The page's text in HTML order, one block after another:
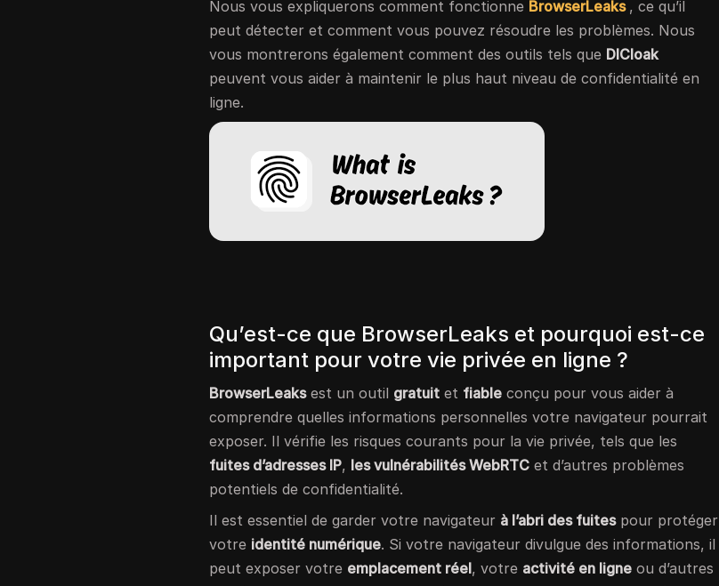
Nous vous expliquerons comment fonctionne BrowserLeaks , ce qu’il
peut détecter et comment vous pouvez résoudre les problèmes. Nous
vous montrerons également comment des outils tels que DICloak
peuvent vous aider à maintenir le plus haut niveau de confidentialité en
ligne.
Qu’est-ce que BrowserLeaks et pourquoi est-ce
important pour votre vie privée en ligne ?
BrowserLeaksest un outil gratuit et fiable conçu pour vous aider à
comprendre quelles informations personnelles votre navigateur pourrait
exposer. Il vérifie les risques courants pour la vie privée, tels que les
fuites d’adresses IP, les vulnérabilités WebRTC et d’autres problèmes
potentiels de confidentialité.
Il est essentiel de garder votre navigateur à l’abri des fuitespour protéger
votre identité numérique. Si votre navigateur divulgue des informations, il
peut exposer votre emplacement réel, votre activité en ligne ou d’autres